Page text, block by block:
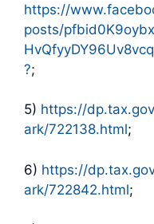
https://
posts/
?;
5) https://
ark/722138.html;
6) https://
ark/722842.html;